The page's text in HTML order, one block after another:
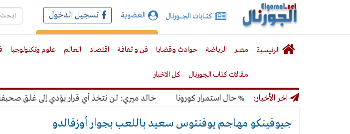
الجورنال
نت
كتـــابات الجـــــورنال العضوية تسجيل الدخول
الرئيسية مصر الرياضة حوادث وقضايا فن و ثقافة اقتصاد العالم علوم وتكنولوجيا
مقالات كتاب الجورنال كل الاخبار
اخر الأخبار:بنسبة 50% حال استمرار كورونا خالد ميري: لن نتخذ أي قرار يؤدي إلى غلق صحيفة
جيوفينكو مهاجم يوفنتوس سعيد باللعب بجوار أوزفالدو